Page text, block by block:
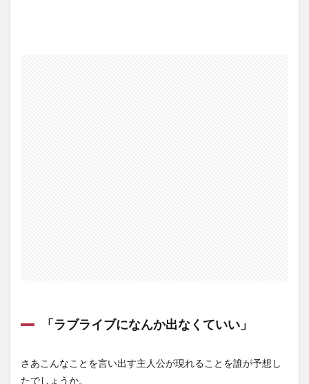
「ラブライブになんか出なくていい」
さあこんなことを言い出す主人公が現れることを誰が予想し
たでしょうか。